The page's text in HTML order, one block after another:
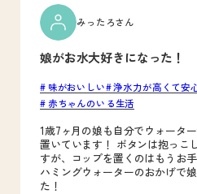
娘がお水大好きになった！
味がおいしい 浄水力が高くて安
赤ちゃんのいる生活
みったろさん
1歳7ヶ月の娘も自分でウォータ
置いています！ ボタンは抱っこ
すが、コップを置くのはもうお
ハミングウォーターのおかげで
た！